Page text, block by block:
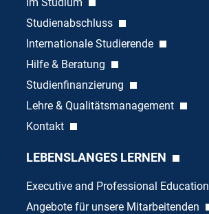
Studienabschluss
Internationale Studierende
Hilfe & Beratung
Studienfinanzierung
Lehre & Qualitätsmanagement
Kontakt
LEBENSLANGES LERNEN
Executive and Professional Education
Angebote für unsere Mitarbeitenden